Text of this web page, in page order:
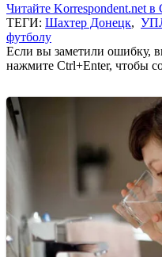
Читайте Korrespondent.net в
ТЕГИ: Шахтер Донецк,
футболу
Если вы заметили ошибку,
нажмите Ctrl+Enter, чтобы